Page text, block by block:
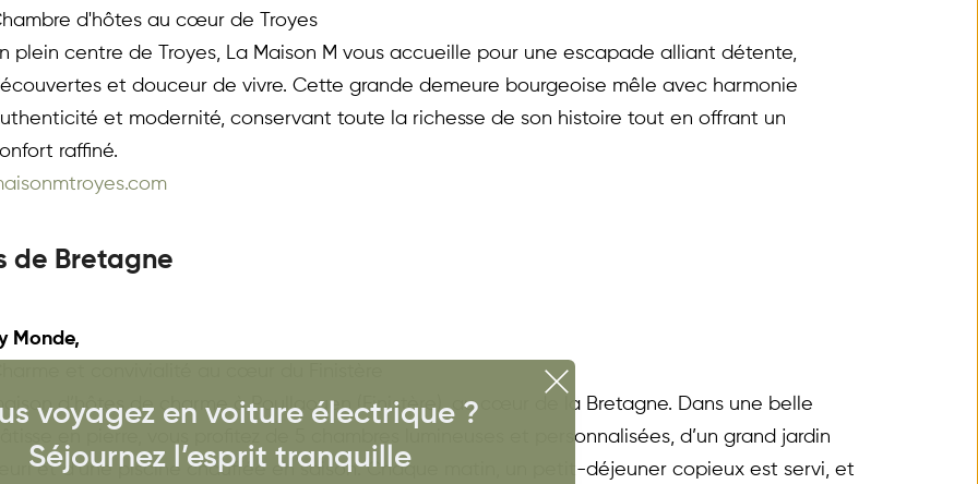
d'hôtes au cœur de Troyes
plein centre de Troyes, La Maison M vous accueille pour une escapade alliant détente,
et douceur de vivre. Cette grande demeure bourgeoise mêle avec harmonie
et modernité, conservant toute la richesse de son histoire tout en offrant un
raffiné.
de Bretagne
Monde,
d’hôtes de charme à Poullaouen (Finistère), au cœur de la Bretagne. Dans une belle
en pierre, vous profitez de 5 chambres lumineuses et personnalisées, d’un grand jardin
et d’une piscine chauffée en saison. Chaque matin, un petit-déjeuner copieux est servi, et
voyagez en voiture électrique ?
Séjournez l’esprit tranquille